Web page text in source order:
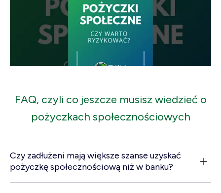
FAQ, czyli co jeszcze musisz wiedzieć o
pożyczkach społecznościowych
Czy zadłużeni mają większe szanse uzyskać
pożyczkę społecznościową niż w banku?